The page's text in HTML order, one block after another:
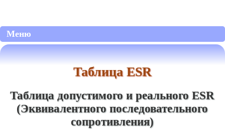
Меню
Таблица ESR
Таблица допустимого и реального ESR
(Эквивалентного последовательного
сопротивления)